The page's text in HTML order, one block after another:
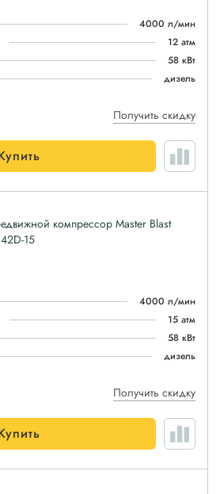
4000 л/мин
12 атм
58 кВт
дизель
Получить скидку
компрессор Master Blast
15
4000 л/мин
15 атм
58 кВт
дизель
Получить скидку